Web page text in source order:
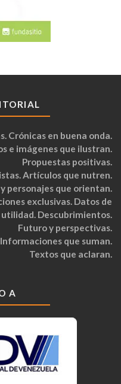
Crónicas en buena onda.
e imágenes que ilustran.
Propuestas positivas.
Artículos que nutren.
personajes que orientan.
exclusivas. Datos de
utilidad. Descubrimientos.
Futuro y perspectivas.
que suman.
Textos que aclaran.
A